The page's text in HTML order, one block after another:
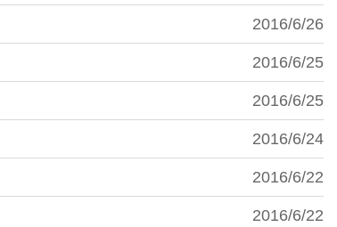
2016/6/26
2016/6/25
2016/6/25
2016/6/24
2016/6/22
2016/6/22